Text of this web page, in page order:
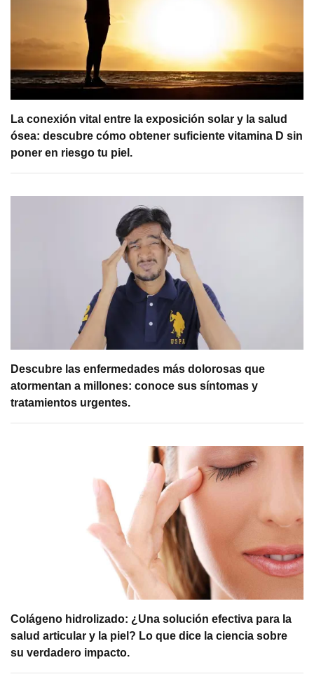
La conexión vital entre la exposición solar y la salud
ósea: descubre cómo obtener suficiente vitamina D sin
poner en riesgo tu piel.
Descubre las enfermedades más dolorosas que
atormentan a millones: conoce sus síntomas y
tratamientos urgentes.
Colágeno hidrolizado: ¿Una solución efectiva para la
salud articular y la piel? Lo que dice la ciencia sobre
su verdadero impacto.